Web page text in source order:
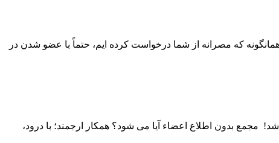
پزشکی همکاران ارجمند، همانگونه که مصرانه از شما درخواست کرده ایم، حتماً با عضو شدن در
در سکوت محض و دور از اطلاع اعضاء تشکیل شد! مجمع بدون اطلاع اعضاء آیا می شود؟ همکار ارجمند؛ با درود،